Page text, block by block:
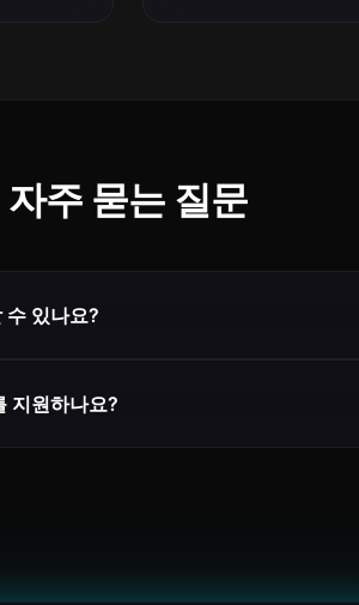
자주 묻는 질문
있나요?
지원하나요?